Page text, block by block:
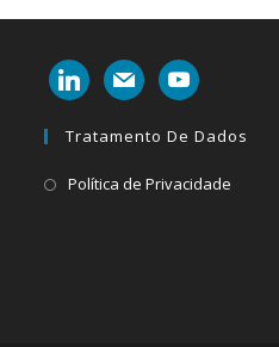
linkedinmail youtube
Tratamento De Dados
Política de Privacidade